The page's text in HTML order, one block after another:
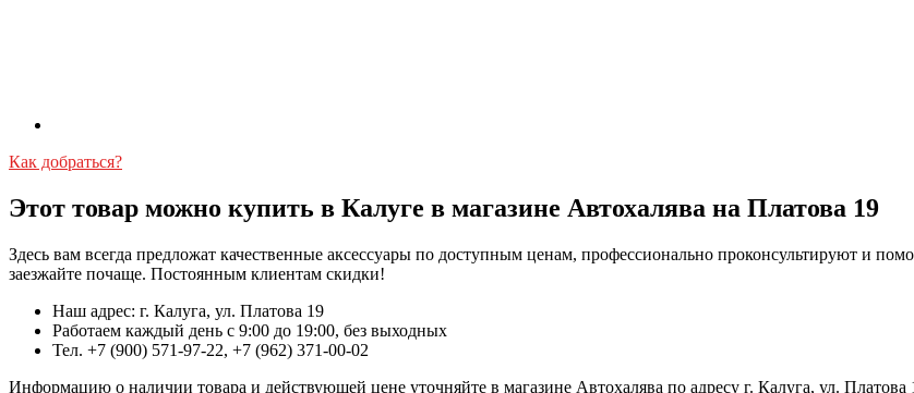
Как добраться?
Этот товар можно купить в Калуге в магазине Автохалява на Платова 19
Здесь вам всегда предложат качественные аксессуары по доступным ценам, профессионально проконсультируют и
заезжайте почаще. Постоянным клиентам скидки!
Наш адрес: г. Калуга, ул. Платова 19
Работаем каждый день с 9:00 до 19:00, без выходных
Тел. +7 (900) 571-97-22, +7 (962) 371-00-02
Информацию о наличии товара и действующей цене уточняйте в магазине Автохалява по адресу г. Калуга, ул. Платова